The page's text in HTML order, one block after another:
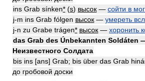
ins Grab sínken* (s) высок — сойти в
j-m ins Grab fólgen высок — умереть
j-n zu Grabe trágen* высок — хоронить
das Grab des Únbekannten Soldáten
Неизвестного Солдата
bis ins [ans] Grab; bis über das Grab
до гробовой доски